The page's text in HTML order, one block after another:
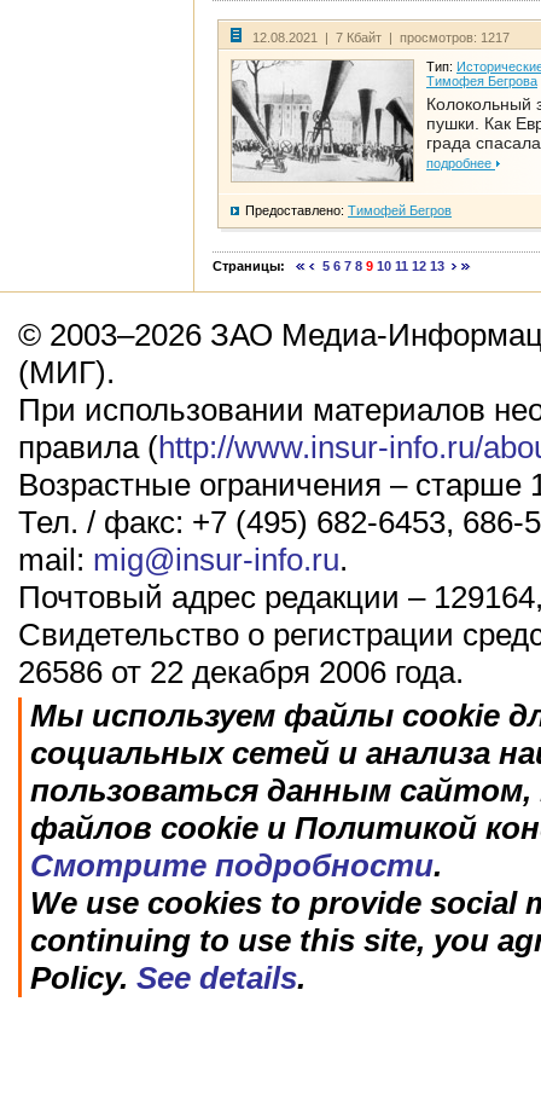
12.08.2021 | 7 Кбайт | просмотров: 1217
Тип:
Тимофея Бегрова
Колокольный
пушки. Как
града
подробнее
Предоставлено: Тимофей Бегров
Страницы: 5 6 7 8 9 10 11 12 13
© 2003–2026 ЗАО Медиа-
(МИГ).
При использовании материалов
правила (http://www.insur-info.ru/
Возрастные ограничения – старше
Тел. / факс: +7 (495) 682-6453, 686-
mail: mig@insur-info.ru.
Почтовый адрес редакции –
Свидетельство о регистрации
26586 от 22 декабря 2006 года.
Мы используем файлы cookie
социальных сетей и анализа
пользоваться данным
файлов cookie и Политикой
Смотрите подробности.
We use cookies to provide social
continuing to use this site, you
Policy. See details.